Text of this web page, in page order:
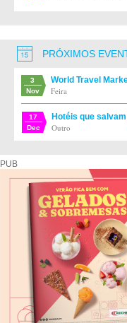
PRÓXIMOS
3
Nov
World Travel
Feira
17
Dec
Hotéis que
Outro
PUB